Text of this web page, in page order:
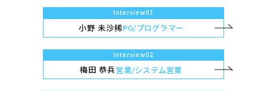
Interview01
小野 未沙稀PG/プログラマー
Interview02
梅田 恭兵営業/システム営業